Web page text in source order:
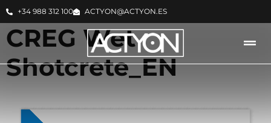
+34 988 312 100 ACTYON@ACTYON.ES
CREG Wet
Shotcrete_EN